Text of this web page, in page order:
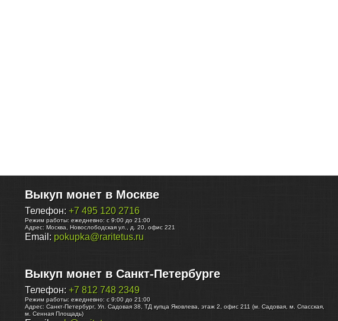
Выкуп монет в Москве
Телефон: +7 495 120 2716
Режим работы: ежедневно: с 9:00 до 21:00
Адрес: Москва Новослободская ул., д. 20, офис 221
Email: pokupka@raritetus.ru
Выкуп монет в Санкт-Петербурге
Телефон: +7 812 748 2349
Режим работы: ежедневно: с 9:00 до 21:00
Адрес: Санкт-Петербург, Ул. Садовая 38, ТД купца Яковлева, этаж 2, офис 211 (м. Садовая, м. Спасская,
м. Сенная Площадь)